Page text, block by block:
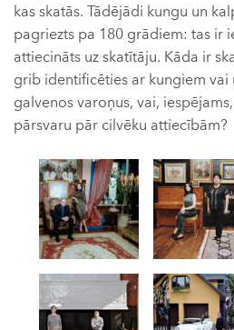
kas skatās. Tādējādi kungu un
pagriezts pa 180 grādiem: tas ir
attiecināts uz skatītāju. Kāda ir
grib identificēties ar kungiem vai
galvenos varoņus, vai,
pārsvaru pār cilvēku attiecībām?